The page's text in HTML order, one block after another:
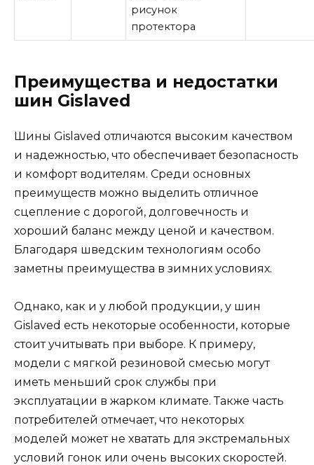
рисунок
протектора
Преимущества и недостатки
шин Gislaved
Шины Gislaved отличаются высоким качеством
и надежностью, что обеспечивает безопасность
и комфорт водителям. Среди основных
преимуществ можно выделить отличное
сцепление с дорогой, долговечность и
хороший баланс между ценой и качеством.
Благодаря шведским технологиям особо
заметны преимущества в зимних условиях.
Однако, как и у любой продукции, у шин
Gislaved есть некоторые особенности, которые
стоит учитывать при выборе. К примеру,
модели с мягкой резиновой смесью могут
иметь меньший срок службы при
эксплуатации в жарком климате. Также часть
потребителей отмечает, что некоторых
моделей может не хватать для экстремальных
условий гонок или очень высоких скоростей.